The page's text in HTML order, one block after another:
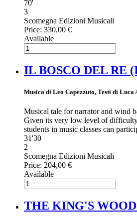
70'
3
Scomegna Edizioni Musicali
Price: 330,00 €
Available
IL BOSCO DEL RE
Musica di Leo Capezzuto, Testi di Luca
Musical tale for narrator and wind
Given its very low level of
students in music classes can
31'30
2
Scomegna Edizioni Musicali
Price: 204,00 €
Available
THE KING'S